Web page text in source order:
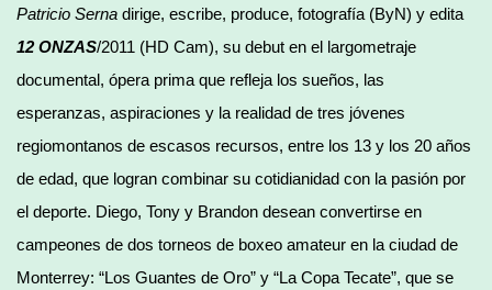
Patricio Serna dirige, escribe, produce, fotografía (ByN) y edita
12 ONZAS/2011 (HD Cam), su debut en el largometraje
documental, ópera prima que refleja los sueños, las
esperanzas, aspiraciones y la realidad de tres jóvenes
regiomontanos de escasos recursos, entre los 13 y los 20 años
de edad, que logran combinar su cotidianidad con la pasión por
el deporte. Diego, Tony y Brandon desean convertirse en
campeones de dos torneos de boxeo amateur en la ciudad de
Monterrey: “Los Guantes de Oro” y “La Copa Tecate”, que se